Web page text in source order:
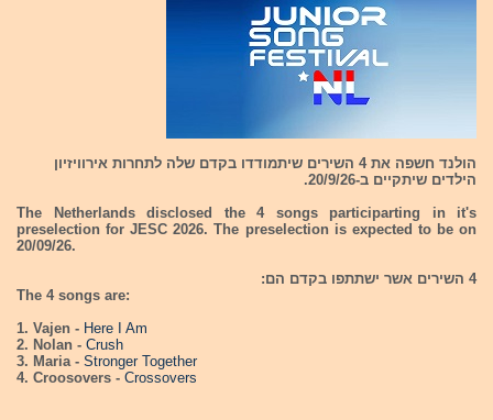
הולנד חשפה את 4 השירים שיתמודדו בקדם שלה לתחרות אירוויזיון
הילדים שיתקיים ב-20/9/26.
The Netherlands disclosed the 4 songs participarting in it's
preselection for JESC 2026. The preselection is expected to be on
20/09/26.
4 השירים אשר ישתתפו בקדם הם:
The 4 songs are:
1. Vajen - Here I Am
2. Nolan - Crush
3. Maria - Stronger Together
4. Croosovers - Crossovers